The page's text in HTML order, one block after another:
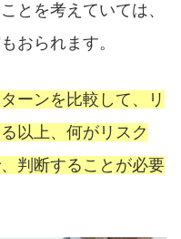
とを考えていては、
おられます。
ーンを比較して、リ
以上、何がリスク
判断することが必要